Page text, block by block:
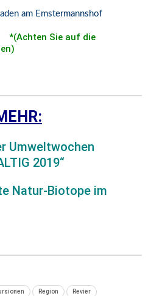
am Emstermannshof
*(Achten Sie auf die
Umweltwochen
2019“
Natur-Biotope im
Region Revier